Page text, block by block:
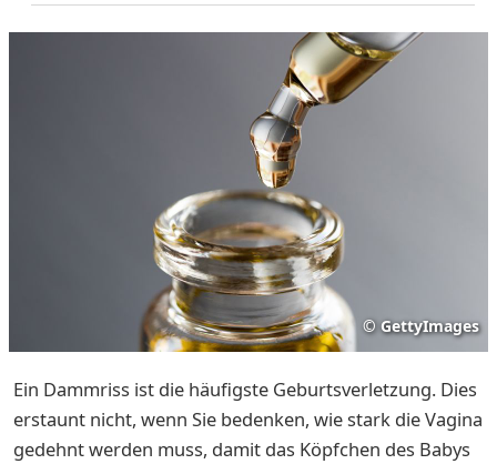
© GettyImages
Ein Dammriss ist die häufigste Geburtsverletzung. Dies
erstaunt nicht, wenn Sie bedenken, wie stark die Vagina
gedehnt werden muss, damit das Köpfchen des Babys